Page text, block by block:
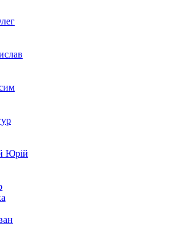
Юрій